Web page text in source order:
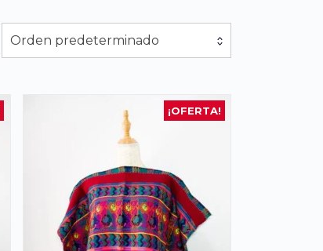
Orden predeterminado
¡OFERTA!